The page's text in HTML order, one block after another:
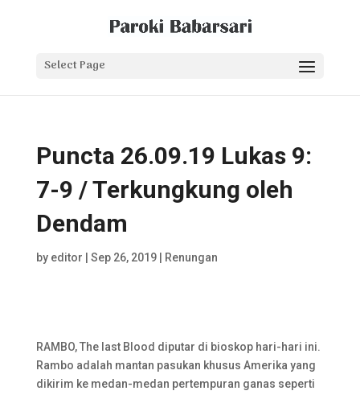
Select Page
Puncta 26.09.19 Lukas 9:
7-9 / Terkungkung oleh
Dendam
by editor Sep 26, 2019| Renungan
RAMBO, The last Blood diputar di bioskop hari-hari ini.
Rambo adalah mantan pasukan khusus Amerika yang
dikirim ke medan-medan pertempuran ganas seperti